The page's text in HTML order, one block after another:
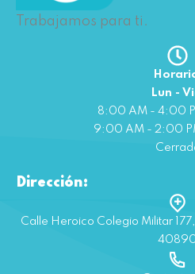
Trabajamos para ti.
Lun -
8:00 AM - 4:00
9:00 AM - 2:00
Dirección:
Calle Heroico Colegio Militar